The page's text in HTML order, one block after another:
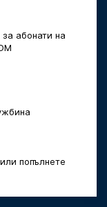
абонати на
попълнете